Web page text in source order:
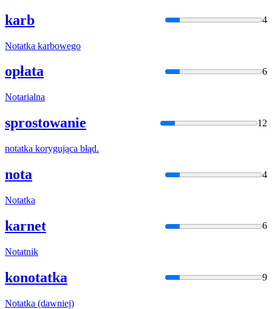
karb 4
Notatka karbowego
opłata 6
Notarialna
sprostowanie 12
notatka korygująca błąd.
nota 4
Notatka
karnet 6
Notatnik
konotatka 9
Notatka (dawniej)